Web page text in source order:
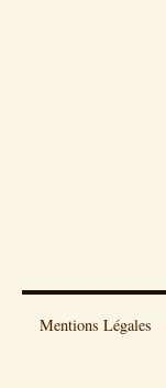
Mentions Légales